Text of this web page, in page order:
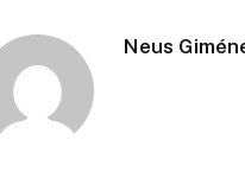
Neus